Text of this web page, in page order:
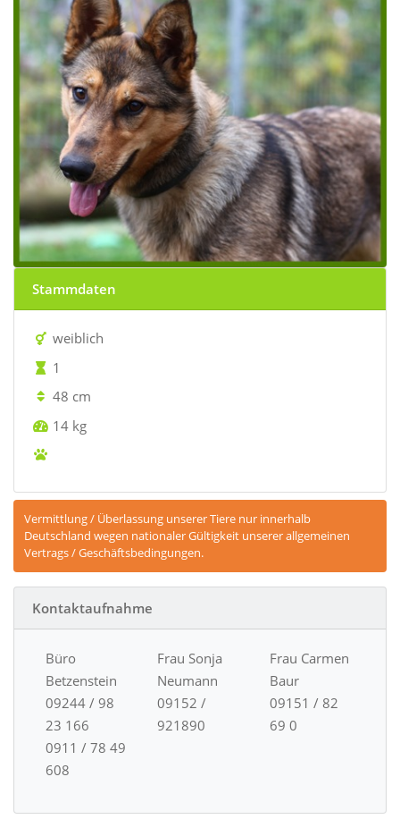
Stammdaten
weiblich
1
48 cm
14 kg
Vermittlung / Überlassung unserer Tiere nur innerhalb
Deutschland wegen nationaler Gültigkeit unserer allgemeinen
Vertrags / Geschäftsbedingungen.
Kontaktaufnahme
Büro
Betzenstein
09244 / 98
23 166
0911 / 78 49
608
Frau Sonja
Neumann
09152 /
921890
Frau Carmen
Baur
09151 / 82
69 0